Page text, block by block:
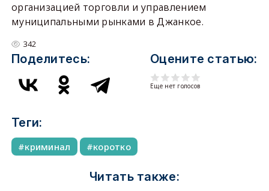
организацией торговли и управлением
муниципальными рынками в Джанкое.
342
Поделитесь: Оцените статью:
Еще нет голосов
Теги:
криминал коротко
Читать также: